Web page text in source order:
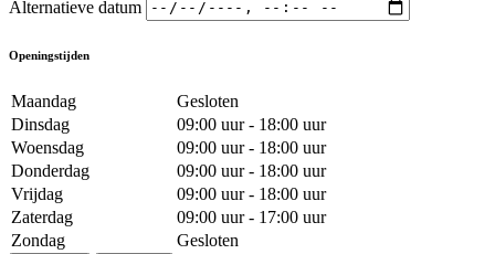
Alternatieve datum
Openingstijden
Maandag
Gesloten
Dinsdag
09:00 uur - 18:00 uur
Woensdag
09:00 uur - 18:00 uur
Donderdag
09:00 uur - 18:00 uur
Vrijdag
09:00 uur - 18:00 uur
Zaterdag
09:00 uur - 17:00 uur
Zondag
Gesloten